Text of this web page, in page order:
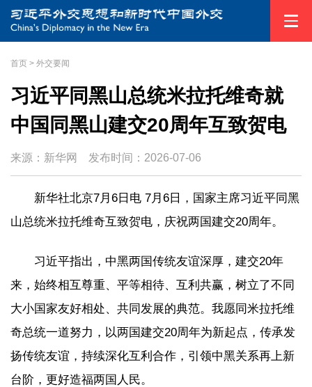
首页 > 外交要闻
习近平同黑山总统米拉托维奇就
中国同黑山建交20周年互致贺电
来源：新华网 发布时间： 2026-07-06
新华社北京7月6日电 7月6日，国家主席习近平同黑
山总统米拉托维奇互致贺电，庆祝两国建交20周年。
习近平指出，中黑两国传统友谊深厚，建交20年
来，始终相互尊重、平等相待、互利共赢，树立了不同
大小国家友好相处、共同发展的典范。我愿同米拉托维
奇总统一道努力，以两国建交20周年为新起点，传承发
扬传统友谊，持续深化互利合作，引领中黑关系再上新
台阶，更好造福两国人民。